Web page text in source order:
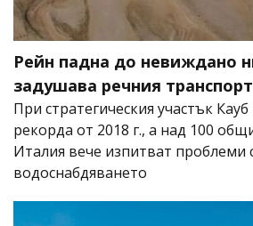
Рейн падна до невиждано
задушава речния
При стратегическия участък
рекорда от 2018 г., а над 100
Италия вече изпитват проблеми
водоснабдяването